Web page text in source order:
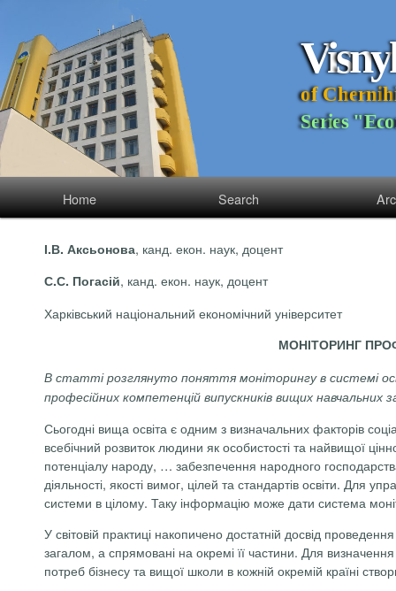
Visny
of Chernih
Series "Eco
Home Search
І.В. Аксьонова, канд. екон. наук, доцент
С.С. Погасій, канд. екон. наук, доцент
Харківський національний економічний університет
МОНІТОРИНГ
В статті розглянуто поняття моніторингу в системі
професійних компетенцій випускників вищих навчальних
Сьогодні вища освіта є одним з визначальних факторів
всебічний розвиток людини як особистості та найвищої
потенціалу народу, … забезпечення народного
діяльності, якості вимог, цілей та стандартів освіти. Для
системи в цілому. Таку інформацію може дати система
У світовій практиці накопичено достатній досвід
загалом, а спрямовані на окремі її частини. Для
потреб бізнесу та вищої школи в кожній окремій країні